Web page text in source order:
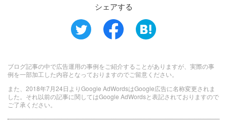
シェアする
ブログ記事の中で広告運用の事例をご紹介することがありますが、実際の事
例を一部加工した内容となっておりますのでご留意ください。
また、2018年7月24日よりGoogle AdWordsはGoogle広告に名称変更されま
した。それ以前の記事に関してはGoogle AdWordsと表記されておりますので
ご了承ください。